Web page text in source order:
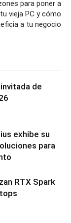
para poner a
vieja PC y cómo
a tu negocio
de
exhibe su
para
RTX Spark